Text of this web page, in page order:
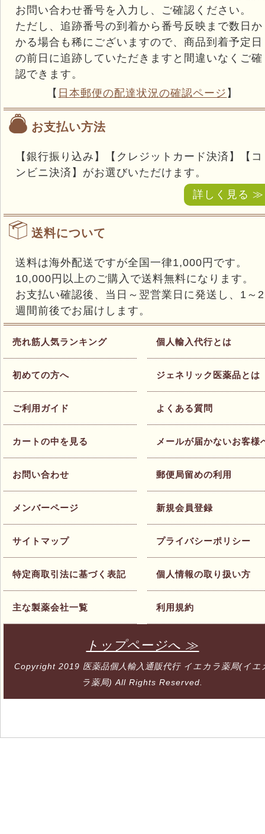
お問い合わせ番号を入力し、ご確認ください。
ただし、追跡番号の到着から番号反映まで数日か
かる場合も稀にございますので、商品到着予定日
の前日に追跡していただきますと間違いなくご確
認できます。
【 日本郵便の配達状況の確認ページ 】
お支払い方法
【銀行振り込み】【クレジットカード決済】【コ
ンビニ決済】がお選びいただけます。
詳しく見る ≫
送料について
送料は海外配送ですが全国一律1,000円です。
10,000円以上のご購入で送料無料になります。
お支払い確認後、当日～翌営業日に発送し、1～2
週間前後でお届けします。
売れ筋人気ランキング
初めての方へ
ご利用ガイド
カートの中を見る
お問い合わせ
メンバーページ
サイトマップ
特定商取引法に基づく表記
主な製薬会社一覧
個人輸入代行とは
ジェネリック医薬品とは
よくある質問
メールが届かないお客様
郵便局留めの利用
新規会員登録
プライバシーポリシー
個人情報の取り扱い方
利用規約
トップページへ ≫
Copyright 2019 医薬品個人輸入通販代行 イエカラ薬局(イエ
ラ薬局) All Rights Reserved.